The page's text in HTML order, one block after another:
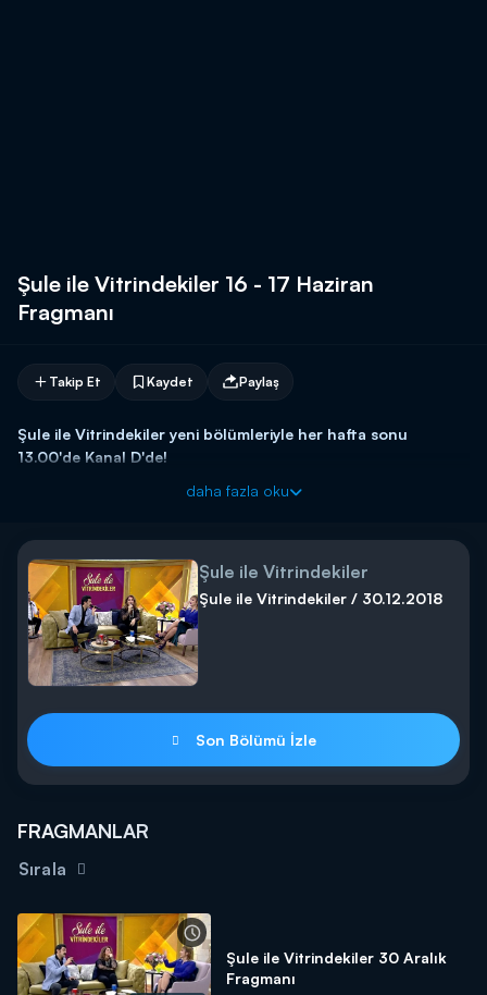
Şule ile Vitrindekiler 16 - 17 Haziran
Fragmanı
Takip Et Kaydet Paylaş
Şule ile Vitrindekiler yeni bölümleriyle her hafta sonu
13.00'de Kanal D'de!
daha fazla oku
Şule ile Vitrindekiler
Şule ile Vitrindekiler / 30.12.2018
Son Bölümü İzle
FRAGMANLAR
Sırala
Şule ile Vitrindekiler 30 Aralık
Fragmanı